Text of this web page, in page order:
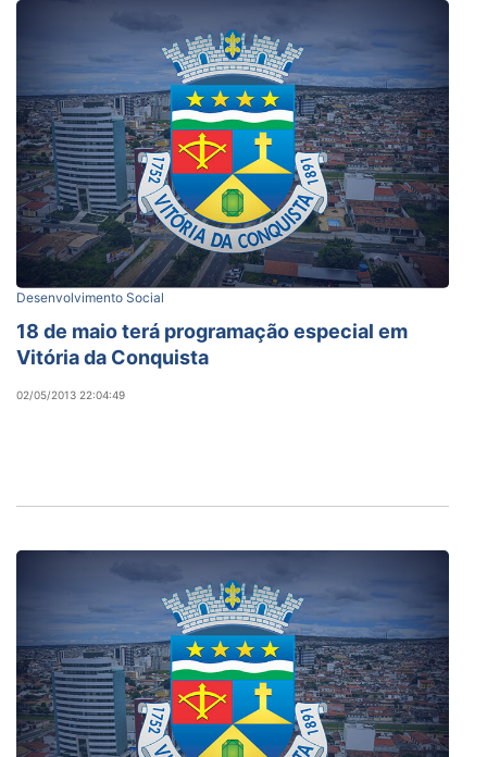
Desenvolvimento Social
18 de maio terá programação especial em
Vitória da Conquista
02/05/2013 22:04:49